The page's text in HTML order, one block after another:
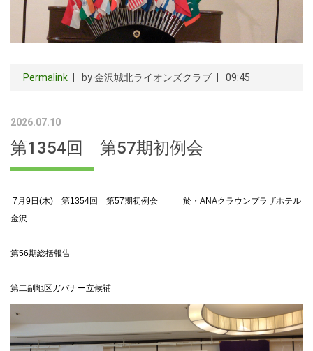
Permalink by 金沢城北ライオンズクラブ 09:45
2026.07.10
第1354回 第57期初例会
7月9日(木) 第1354回 第57期初例会 於・ANAクラウンプラザホテル
金沢
第56期総括報告
第二副地区ガバナー立候補